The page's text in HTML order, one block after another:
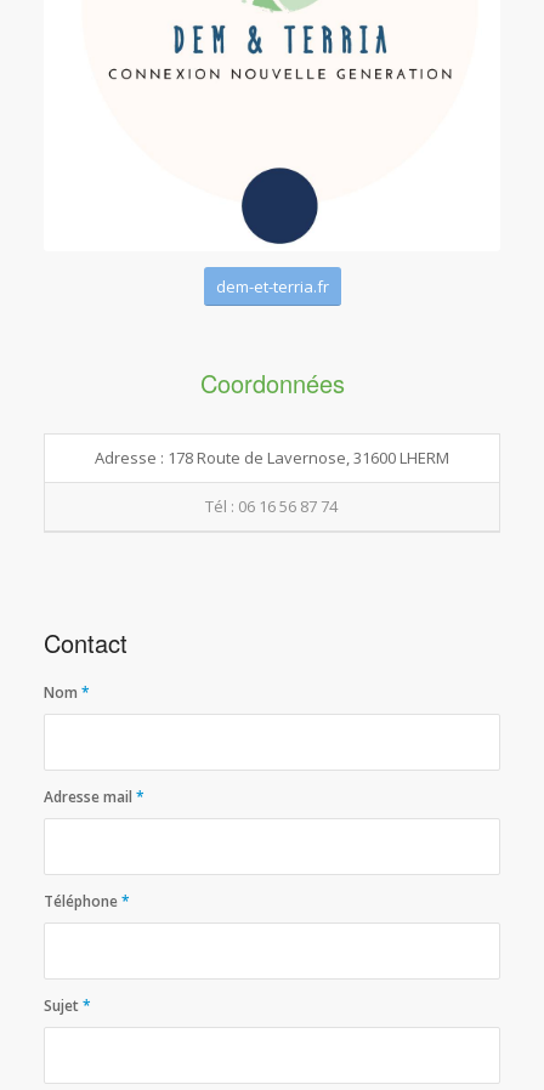
dem-et-terria.fr
Coordonnées
Adresse : 178 Route de Lavernose, 31600 LHERM
Tél : 06 16 56 87 74
Contact
Nom *
Adresse mail *
Téléphone*
Sujet*